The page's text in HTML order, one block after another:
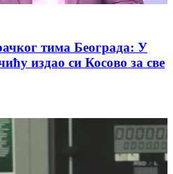
тима Београда: У
издао си Косово за све